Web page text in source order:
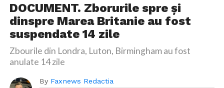
DOCUMENT. Zborurile spre și
dinspre Marea Britanie au fost
suspendate 14 zile
Zbourile din Londra, Luton, Birmingham au fost
anulate 14 zile
By Faxnews Redactia